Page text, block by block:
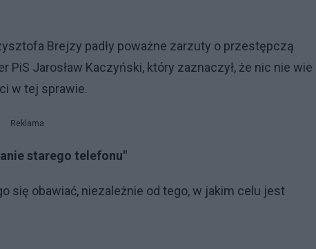
Brejzy padły poważne zarzuty o przestępczą
PiS Jarosław Kaczyński, który zaznaczył, że nic nie wie
w tej sprawie.
Reklama
starego telefonu"
się obawiać, niezależnie od tego, w jakim celu jest